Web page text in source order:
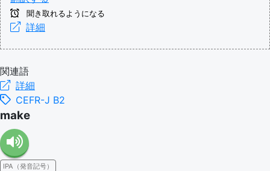
聞き取れるようになる
詳細
関連語
詳細
CEFR-J B2
make
IPA（発音記号）